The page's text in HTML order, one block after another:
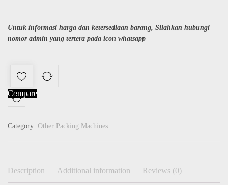
Untuk informasi harga dan ketersediaan barang, Silahkan hubungi
nomor admin yang tertera pada icon whatsapp
Compare
Category: Other Packing Machines
Description Additional information Reviews (0)